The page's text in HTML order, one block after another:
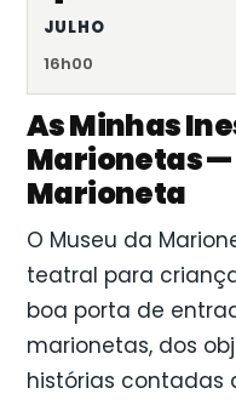
JULHO
16h00
As Minhas
Marionetas —
Marioneta
O Museu da
teatral para
boa porta de
marionetas, dos
histórias contadas